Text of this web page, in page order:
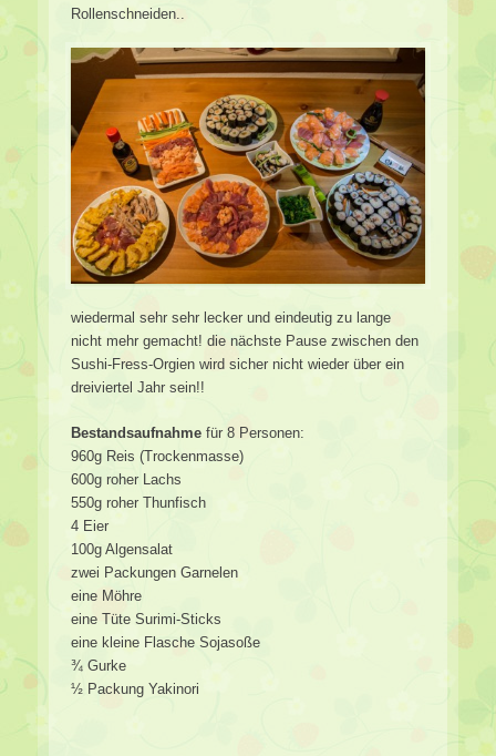
Rollenschneiden..
wiedermal sehr sehr lecker und eindeutig zu lange
nicht mehr gemacht! die nächste Pause zwischen den
Sushi-Fress-Orgien wird sicher nicht wieder über ein
dreiviertel Jahr sein!!
Bestandsaufnahme für 8 Personen:
960g Reis (Trockenmasse)
600g roher Lachs
550g roher Thunfisch
4 Eier
100g Algensalat
zwei Packungen Garnelen
eine Möhre
eine Tüte Surimi-Sticks
eine kleine Flasche Sojasoße
¾ Gurke
½ Packung Yakinori